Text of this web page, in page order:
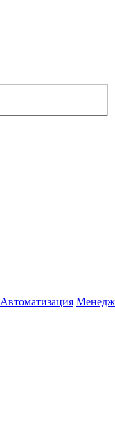
Автоматизация